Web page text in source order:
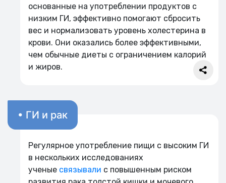
основанные на употреблении продуктов с
низким ГИ, эффективно помогают сбросить
вес и нормализовать уровень холестерина в
крови. Они оказались более эффективными,
чем обычные диеты с ограничением калорий
и жиров.
• ГИ и рак
Регулярное употребление пищи с высоким ГИ
в нескольких исследованиях
ученые связывали с повышенным риском